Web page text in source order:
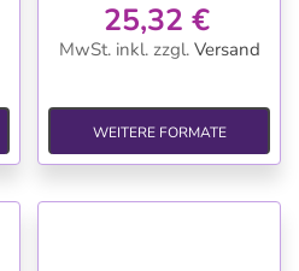
25,32 €
MwSt. inkl. zzgl. Versand
WEITERE FORMATE